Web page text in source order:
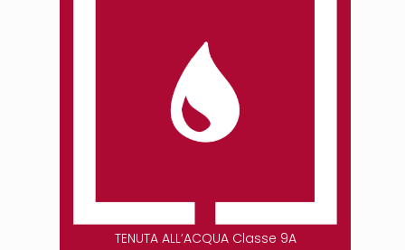
TENUTA ALL’ACQUA Classe 9A